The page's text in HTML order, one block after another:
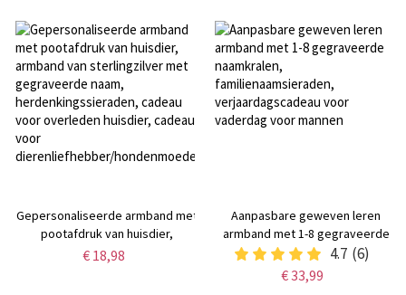
verjaardags-/vaderdagcadeau
voor hem/papa/opa
bedankje voor een
vakantie/strand/zwembadfeestje,
cadeau voor
kinderen/familie/vrienden
Gepersonaliseerde armband met
pootafdruk van huisdier,
armband van sterlingzilver met
€ 18,98
Aanpasbare geweven leren
armband met 1-8 gegraveerde
naamkralen,
familienaamsieraden,
verjaardagscadeau voor
4.7 (6)
€ 33,99